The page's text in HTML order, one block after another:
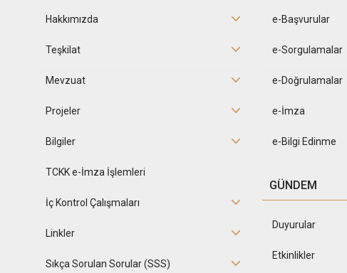
Hakkımızda
Teşkilat
Mevzuat
Projeler
Bilgiler
TCKK e-İmza İşlemleri
İç Kontrol Çalışmaları
Linkler
Sıkça Sorulan Sorular (SSS)
e-Başvurular
e-Sorgulamalar
e-Doğrulamalar
e-İmza
e-Bilgi Edinme
GÜNDEM
Duyurular
Etkinlikler